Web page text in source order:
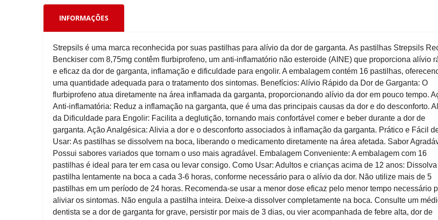
INFORMAÇÕES
Strepsils é uma marca reconhecida por suas pastilhas para alívio da dor de garganta. As pastilhas Strepsils
Benckiser com 8,75mg contêm flurbiprofeno, um anti-inflamatório não esteroide (AINE) que proporciona alívio
e eficaz da dor de garganta, inflamação e dificuldade para engolir. A embalagem contém 16 pastilhas,
uma quantidade adequada para o tratamento dos sintomas. Benefícios: Alívio Rápido da Dor de Garganta: O
flurbiprofeno atua diretamente na área inflamada da garganta, proporcionando alívio da dor em pouco tempo.
Anti-inflamatória: Reduz a inflamação na garganta, que é uma das principais causas da dor e do desconforto.
da Dificuldade para Engolir: Facilita a deglutição, tornando mais confortável comer e beber durante a dor de
garganta. Ação Analgésica: Alivia a dor e o desconforto associados à inflamação da garganta. Prático e Fácil
Usar: As pastilhas se dissolvem na boca, liberando o medicamento diretamente na área afetada. Sabor
Possui sabores variados que tornam o uso mais agradável. Embalagem Conveniente: A embalagem com 16
pastilhas é ideal para ter em casa ou levar consigo. Como Usar: Adultos e crianças acima de 12 anos: Dissolva
pastilha lentamente na boca a cada 3-6 horas, conforme necessário para o alívio da dor. Não utilize mais de 5
pastilhas em um período de 24 horas. Recomenda-se usar a menor dose eficaz pelo menor tempo necessário
aliviar os sintomas. Não engula a pastilha inteira. Deixe-a dissolver completamente na boca. Consulte um
dentista se a dor de garganta for grave, persistir por mais de 3 dias, ou vier acompanhada de febre alta, dor de